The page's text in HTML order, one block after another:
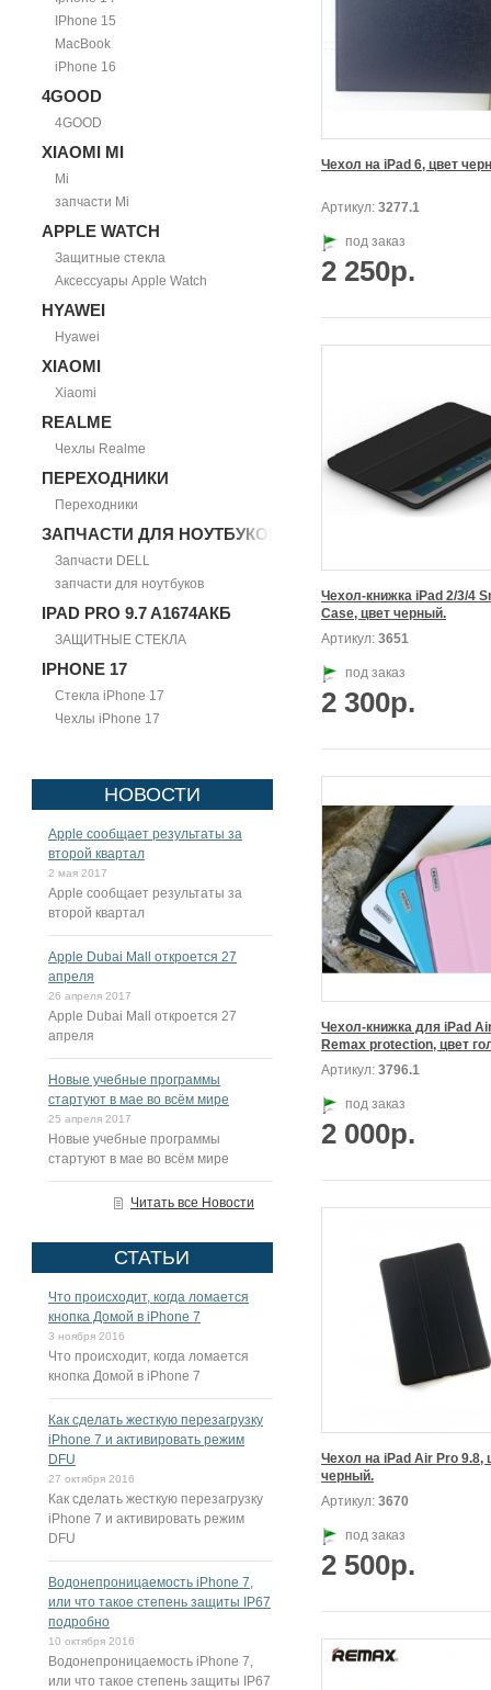
IPhone 15
MacBook
iPhone 16
4GOOD
4GOOD
XIAOMI MI
Mi
запчасти Mi
APPLE WATCH
Защитные стекла
Аксессуары Apple Watch
HYAWEI
Hyawei
XIAOMI
Xiaomi
REALME
Чехлы Realme
ПЕРЕХОДНИКИ
Переходники
ЗАПЧАСТИ ДЛЯ НОУТБУКОВ
Запчасти DELL
запчасти для ноутбуков
IPAD PRO 9.7 A1674АКБ
ЗАЩИТНЫЕ СТЕКЛА
IPHONE 17
Стекла iPhone 17
Чехлы iPhone 17
НОВОСТИ
Apple сообщает результаты за
второй квартал
2 мая 2017
Apple сообщает результаты за
второй квартал
Apple Dubai Mall откроется 27
апреля
26 апреля 2017
Apple Dubai Mall откроется 27
апреля
Новые учебные программы
стартуют в мае во всём мире
25 апреля 2017
Новые учебные программы
стартуют в мае во всём мире
Читать все Новости
СТАТЬИ
Что происходит, когда ломается
кнопка Домой в iPhone 7
3 ноября 2016
Что происходит, когда ломается
кнопка Домой в iPhone 7
Как сделать жесткую перезагрузку
iPhone 7 и активировать режим
DFU
27 октября 2016
Как сделать жесткую перезагрузку
iPhone 7 и активировать режим
DFU
Водонепроницаемость iPhone 7,
или что такое степень защиты IP67
подробно
10 октября 2016
Водонепроницаемость iPhone 7,
или что такое степень защиты IP67
Чехол на iPad 6, цвет
Артикул: 3277.1
под заказ
2 250р.
Чехол-книжка iPad 2/3/4
Case, цвет черный.
Артикул: 3651
под заказ
2 300р.
Чехол-книжка для iPad
Remax protection, цвет
Артикул: 3796.1
под заказ
2 000р.
Чехол на iPad Air Pro 9.8,
черный.
Артикул: 3670
под заказ
2 500р.